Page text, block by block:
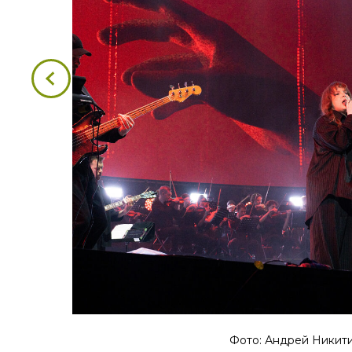
Фото: Андрей